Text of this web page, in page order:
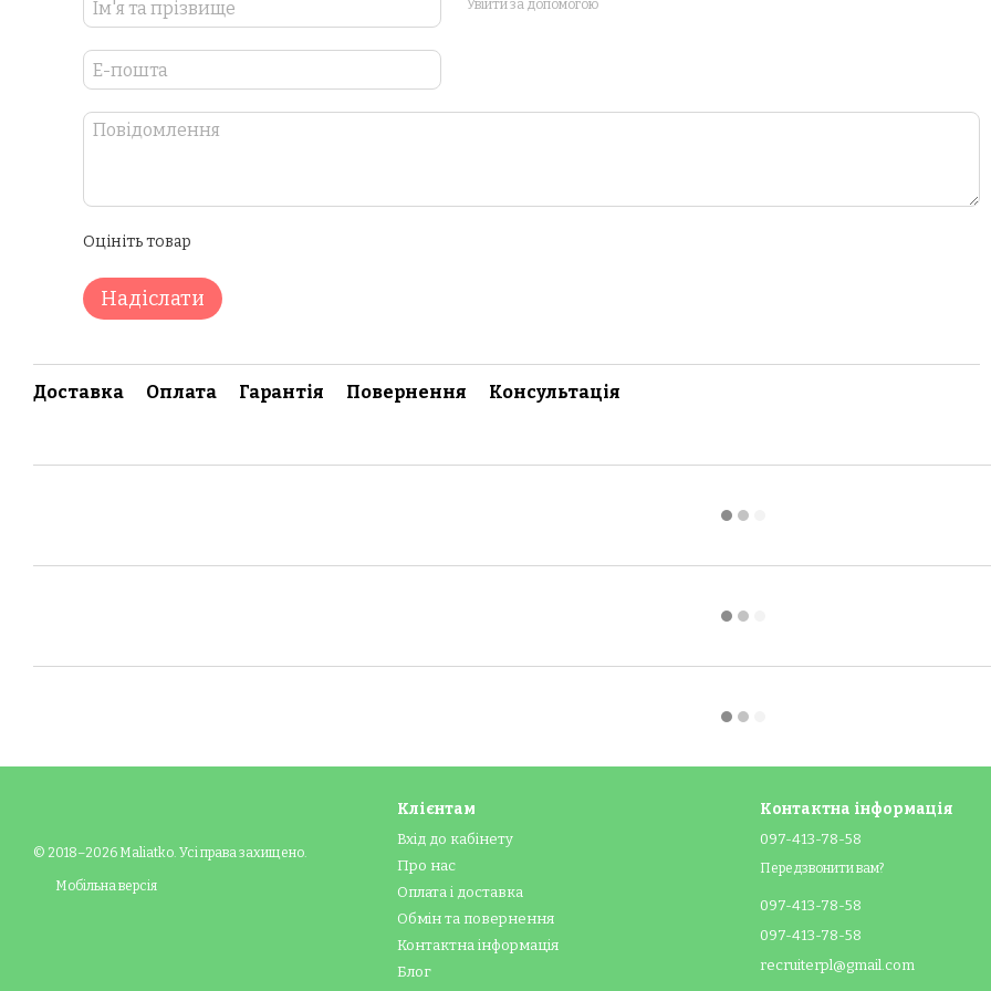
Увійти за допомогою
Оцініть товар
Надіслати
Доставка Оплата Гарантія Повернення Консультація
© 2018–2026 Maliatko. Усі права захищено.
Мобільна версія
Клієнтам
Вхід до кабінету
Про нас
Оплата і доставка
Обмін та повернення
Контактна інформація
Блог
Контактна інформація
097-413-78-58
Передзвонити вам?
097-413-78-58
097-413-78-58
recruiterpl@gmail.com